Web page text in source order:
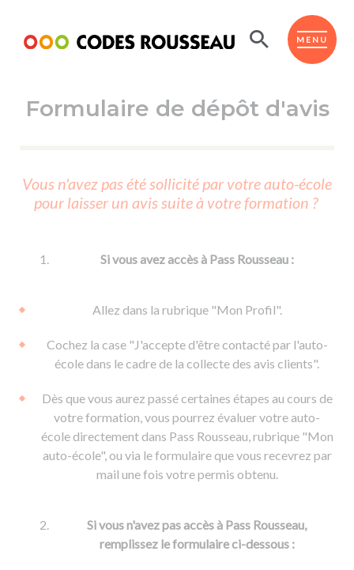
MENU
ESPACE ÉLÈVE
Code de la route
Passer l'ASSR
Réviser le code
Passer l'ETM
Permis voiture
Permis remorque
Permis & handicap
d'apprentissage
De la conduite en voiture
De la conduite à moto
Voir tous les supports
Formations pro.
Permis poids lourd
Formation FCO
Formation CACES
Devenir enseignant de la conduite
Ressources
Formulaire de dépôt d'avis
Vous n'avez pas été sollicité par votre auto-école
pour laisser un avis suite à votre formation ?
Si vous avez accès à Pass Rousseau :
Allez dans la rubrique "Mon Profil".
Cochez la case "J'accepte d'être contacté par l'auto-
école dans le cadre de la collecte des avis clients".
Dès que vous aurez passé certaines étapes au cours de
votre formation, vous pourrez évaluer votre auto-
école directement dans Pass Rousseau, rubrique "Mon
auto-école", ou via le formulaire que vous recevrez par
mail une fois votre permis obtenu.
Si vous n'avez pas accès à Pass Rousseau,
remplissez le formulaire ci-dessous :